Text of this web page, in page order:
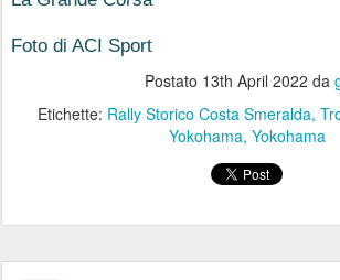
Foto di ACI Sport
Postato 13th April 2022 da
Etichette: Rally Storico Costa Smeralda
Yokohama Yokohama